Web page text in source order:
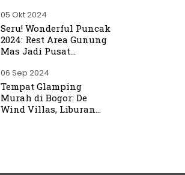
dari Kebun Raya Bogor
05 Okt 2024
Seru! Wonderful Puncak
2024: Rest Area Gunung
Mas Jadi Pusat
06 Sep 2024
Tempat Glamping
Murah di Bogor: De
Wind Villas, Liburan